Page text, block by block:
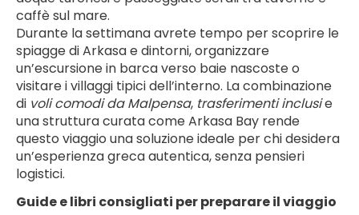
caffè sul mare.
Durante la settimana avrete tempo per scoprire le
spiagge di Arkasa e dintorni, organizzare
un’escursione in barca verso baie nascoste o
visitare i villaggi tipici dell’interno. La combinazione
di voli comodi da Malpensa, trasferimenti inclusi e
una struttura curata come Arkasa Bay rende
questo viaggio una soluzione ideale per chi desidera
un’esperienza greca autentica, senza pensieri
logistici.
Guide e libri consigliati per preparare il viaggio